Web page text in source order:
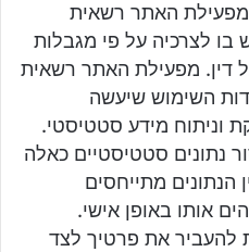
מפעילת האתר רשאית
לצרכיה על פי מגבלות
דין. מפעילת האתר רשאית
השימוש שיעשה
מידע סטטיסטי.
נתונים סטטיסטיים כאלה
הנתונים מתייחסים
אותו באופן אישי.
להעביר את פרטיך לצד